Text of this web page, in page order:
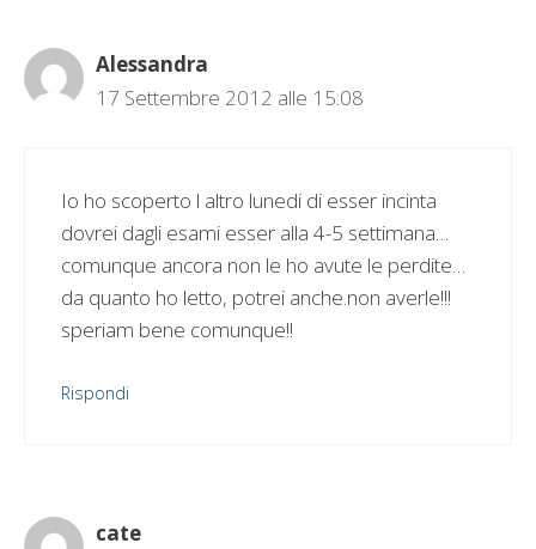
Alessandra
17 Settembre 2012 alle 15:08
Io ho scoperto l altro lunedi di esser incinta
dovrei dagli esami esser alla 4-5 settimana…
comunque ancora non le ho avute le perdite…
da quanto ho letto, potrei anche.non averle!!!
speriam bene comunque!!
Rispondi
cate